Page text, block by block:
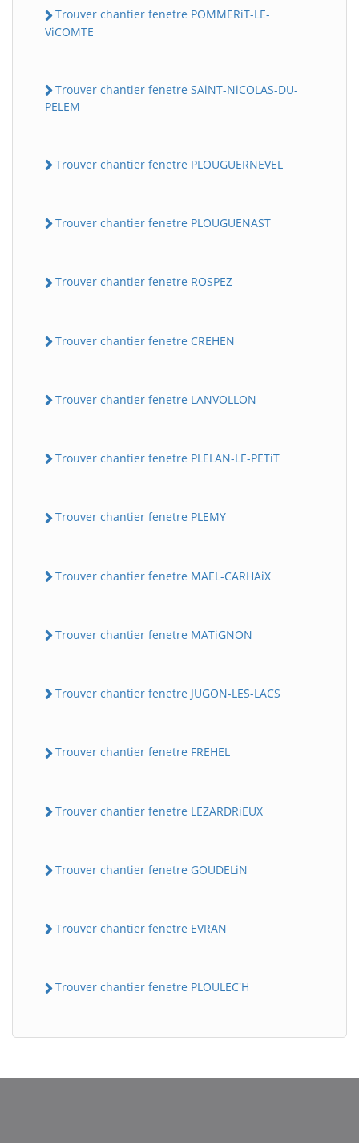
Trouver chantier fenetre POMMERiT-LE-
ViCOMTE
Trouver chantier fenetre SAiNT-NiCOLAS-DU-
PELEM
Trouver chantier fenetre PLOUGUERNEVEL
Trouver chantier fenetre PLOUGUENAST
Trouver chantier fenetre ROSPEZ
Trouver chantier fenetre CREHEN
Trouver chantier fenetre LANVOLLON
Trouver chantier fenetre PLELAN-LE-PETiT
Trouver chantier fenetre PLEMY
Trouver chantier fenetre MAEL-CARHAiX
Trouver chantier fenetre MATiGNON
Trouver chantier fenetre JUGON-LES-LACS
Trouver chantier fenetre FREHEL
Trouver chantier fenetre LEZARDRiEUX
Trouver chantier fenetre GOUDELiN
Trouver chantier fenetre EVRAN
Trouver chantier fenetre PLOULEC'H
BatiWebPro